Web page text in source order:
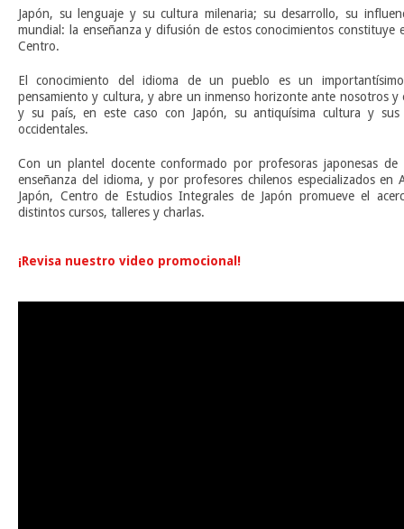
Japón, su lenguaje y su cultura milenaria; su desarrollo, su
mundial: la enseñanza y difusión de estos conocimientos
Centro.
El conocimiento del idioma de un pueblo es un
pensamiento y cultura, y abre un inmenso horizonte ante nosotros y
y su país, en este caso con Japón, su antiquísima cultura y
occidentales.
Con un plantel docente conformado por profesoras japonesas
enseñanza del idioma, y por profesores chilenos especializados
Japón, Centro de Estudios Integrales de Japón promueve el
distintos cursos, talleres y charlas.
¡Revisa nuestro video promocional!